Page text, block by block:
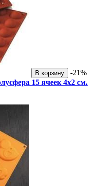
В корзину
-21%
15 ячеек 4х2 см.